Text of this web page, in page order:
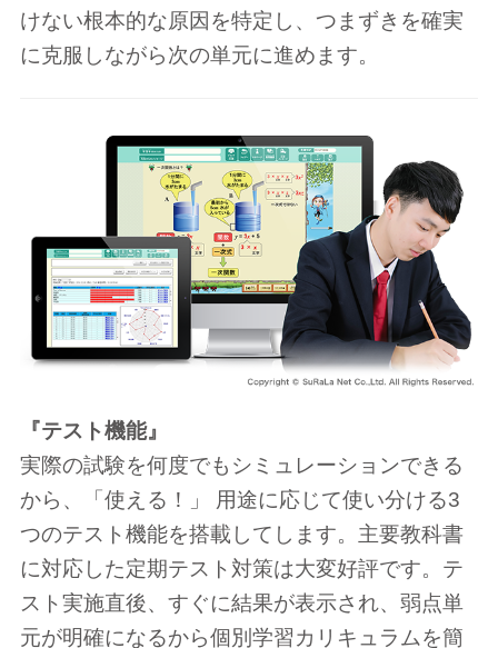
けない根本的な原因を特定し、つまずきを確実
に克服しながら次の単元に進めます。
『テスト機能』
実際の試験を何度でもシミュレーションできる
から、「使える！」 用途に応じて使い分ける3
つのテスト機能を搭載してします。主要教科書
に対応した定期テスト対策は大変好評です。テ
スト実施直後、すぐに結果が表示され、弱点単
元が明確になるから個別学習カリキュラムを簡